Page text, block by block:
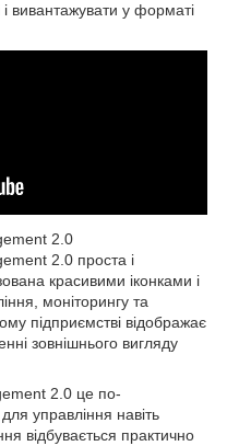
і вивантажувати у форматі
2.0
2.0 проста і
красивими іконками і
моніторингу та
підприємстві відображає
зовнішнього вигляду
2.0 це по-
управління навіть
відбувається практично